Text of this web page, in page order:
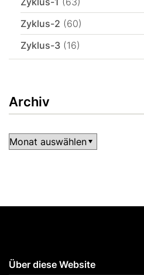
Zyklus-2 (60)
Zyklus-3 (16)
Archiv
Archiv
Über diese Website